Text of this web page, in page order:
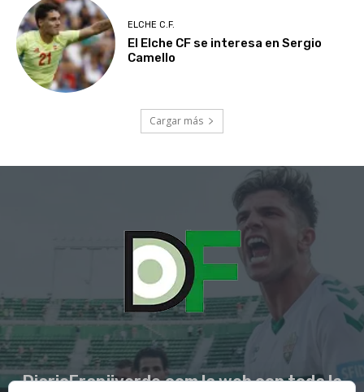
ELCHE C.F.
El Elche CF se interesa en Sergio
Camello
Cargar más
DiarioFranjiverde.com la web con toda la